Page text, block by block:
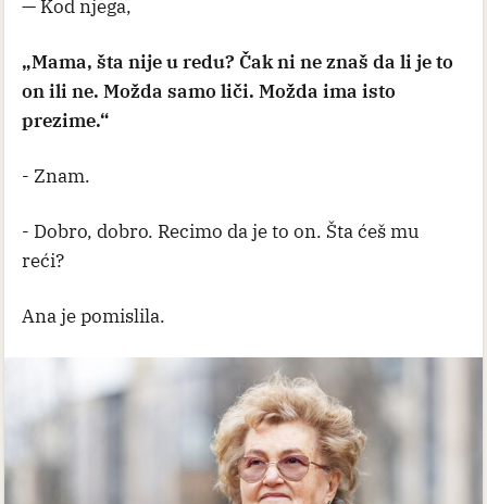
— Kod njega,
„Mama, šta nije u redu? Čak ni ne znaš da li je to
on ili ne. Možda samo liči. Možda ima isto
prezime.“
- Znam.
- Dobro, dobro. Recimo da je to on. Šta ćeš mu
reći?
Ana je pomislila.